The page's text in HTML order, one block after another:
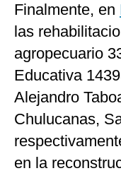
Finalmente, en
las
agropecuario
Educativa
Alejandro
Chulucanas,
en la